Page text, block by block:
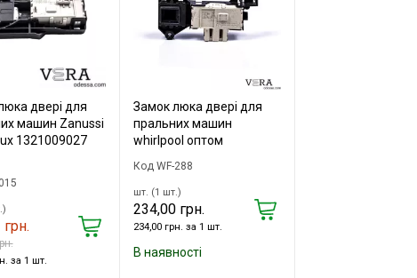
двері для
машин Zanussi
1321009027
за 1 шт.
Замок люка двері для
пральних машин
whirlpool оптом
Код WF-288
шт. (1 шт.)
234,00 грн.
234,00 грн. за 1 шт.
В наявності